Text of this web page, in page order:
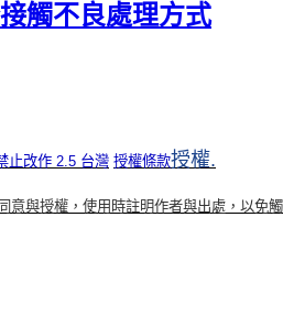
觸不良處理方式
止改作 2.5 台灣 授權條款授權.
意與授權，使用時註明作者與出處，以免